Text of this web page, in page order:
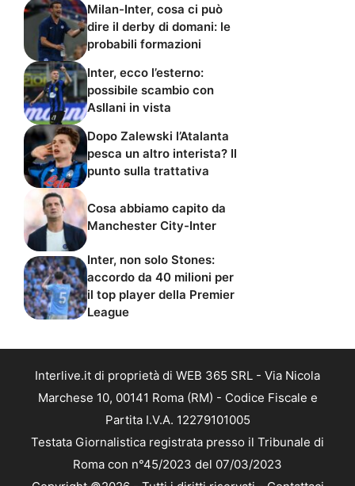
Milan-Inter, cosa ci può
dire il derby di domani: le
probabili formazioni
Inter, ecco l’esterno:
possibile scambio con
Asllani in vista
Dopo Zalewski l’Atalanta
pesca un altro interista? Il
punto sulla trattativa
Cosa abbiamo capito da
Manchester City-Inter
Inter, non solo Stones:
accordo da 40 milioni per
il top player della Premier
League
Interlive.it di proprietà di WEB 365 SRL - Via Nicola
Marchese 10, 00141 Roma (RM) - Codice Fiscale e
Partita I.V.A. 12279101005
Testata Giornalistica registrata presso il Tribunale di
Roma con n°45/2023 del 07/03/2023